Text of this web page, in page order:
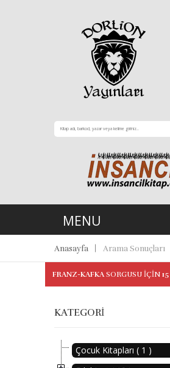
Anasayfa Arama Sonuçları
FRANZ-KAFKASORGUSU IÇIN 15
KATEGORI
Çocuk Kitapları ( 1 )